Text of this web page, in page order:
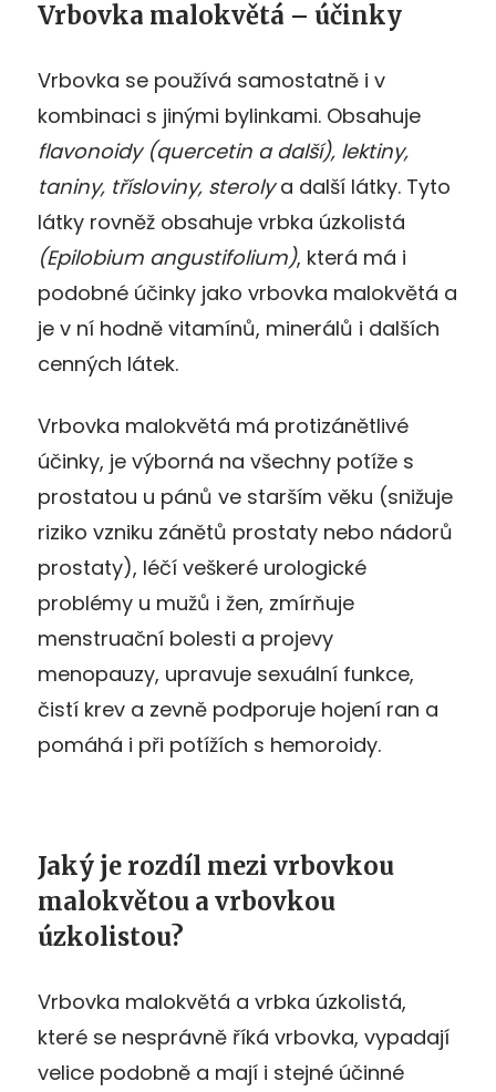
Vrbovka malokvětá – účinky
Vrbovka se používá samostatně i v
kombinaci s jinými bylinkami. Obsahuje
flavonoidy (quercetin a další), lektiny,
taniny, třísloviny, sterolya další látky. Tyto
látky rovněž obsahuje vrbka úzkolistá
(Epilobium angustifolium), která má i
podobné účinky jako vrbovka malokvětá a
je v ní hodně vitamínů, minerálů i dalších
cenných látek.
Vrbovka malokvětá má protizánětlivé
účinky, je výborná na všechny potíže s
prostatou u pánů ve starším věku (snižuje
riziko vzniku zánětů prostaty nebo nádorů
prostaty), léčí veškeré urologické
problémy u mužů i žen, zmírňuje
menstruační bolesti a projevy
menopauzy, upravuje sexuální funkce,
čistí krev a zevně podporuje hojení ran a
pomáhá i při potížích s hemoroidy.
Jaký je rozdíl mezi vrbovkou
malokvětou a vrbovkou
úzkolistou?
Vrbovka malokvětá a vrbka úzkolistá,
které se nesprávně říká vrbovka, vypadají
velice podobně a mají i stejné účinné